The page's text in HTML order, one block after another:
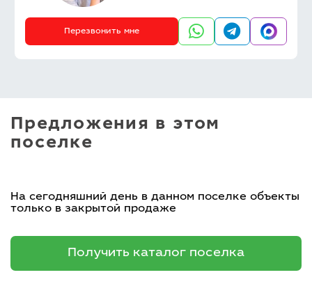
Перезвонить мне
Предложения в этом
поселке
На сегодняшний день в данном поселке объекты
только в закрытой продаже
Получить каталог поселка